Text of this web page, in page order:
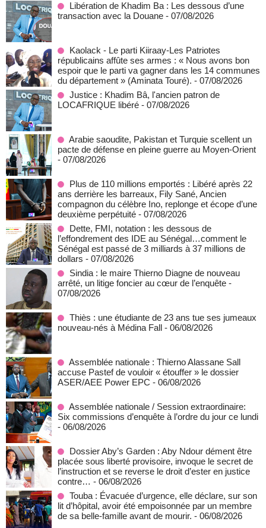
Libération de Khadim Ba : Les dessous d’une
transaction avec la Douane - 07/08/2026
Kaolack - Le parti Kiiraay-Les Patriotes
républicains affûte ses armes : « Nous avons bon
espoir que le parti va gagner dans les 14 communes
du département » (Aminata Touré). - 07/08/2026
Justice : Khadim Bâ, l'ancien patron de
LOCAFRIQUE libéré - 07/08/2026
Arabie saoudite, Pakistan et Turquie scellent un
pacte de défense en pleine guerre au Moyen-Orient
- 07/08/2026
Plus de 110 millions emportés : Libéré après 22
ans derrière les barreaux, Fily Sané, Ancien
compagnon du célèbre Ino, replonge et écope d’une
deuxième perpétuité - 07/08/2026
Dette, FMI, notation : les dessous de
l’effondrement des IDE au Sénégal…comment le
Sénégal est passé de 3 milliards à 37 millions de
dollars - 07/08/2026
Sindia : le maire Thierno Diagne de nouveau
arrêté, un litige foncier au cœur de l’enquête -
07/08/2026
Thiès : une étudiante de 23 ans tue ses jumeaux
nouveau-nés à Médina Fall - 06/08/2026
Assemblée nationale : Thierno Alassane Sall
accuse Pastef de vouloir « étouffer » le dossier
ASER/AEE Power EPC - 06/08/2026
Assemblée nationale / Session extraordinaire:
Six commissions d’enquête à l’ordre du jour ce lundi
- 06/08/2026
Dossier Aby’s Garden : Aby Ndour dément être
placée sous liberté provisoire, invoque le secret de
l’instruction et se reverse le droit d’ester en justice
contre… - 06/08/2026
Touba : Évacuée d’urgence, elle déclare, sur son
lit d’hôpital, avoir été empoisonnée par un membre
de sa belle-famille avant de mourir. - 06/08/2026